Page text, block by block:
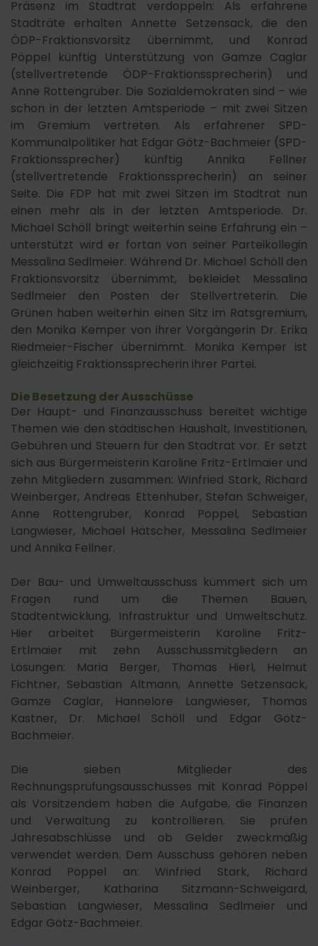
Präsenz im Stadtrat verdoppeln: Als erfahrene
Stadträte erhalten Annette Setzensack, die den
ÖDP-Fraktionsvorsitz übernimmt, und Konrad
Pöppel künftig Unterstützung von Gamze Caglar
(stellvertretende ÖDP-Fraktionssprecherin) und
Anne Rottengruber. Die Sozialdemokraten sind – wie
schon in der letzten Amtsperiode – mit zwei Sitzen
im Gremium vertreten. Als erfahrener SPD-
Kommunalpolitiker hat Edgar Götz-Bachmeier (SPD-
Fraktionssprecher) künftig Annika Fellner
(stellvertretende Fraktionssprecherin) an seiner
Seite. Die FDP hat mit zwei Sitzen im Stadtrat nun
einen mehr als in der letzten Amtsperiode. Dr.
Michael Schöll bringt weiterhin seine Erfahrung ein –
unterstützt wird er fortan von seiner Parteikollegin
Messalina Sedlmeier. Während Dr. Michael Schöll den
Fraktionsvorsitz übernimmt, bekleidet Messalina
Sedlmeier den Posten der Stellvertreterin. Die
Grünen haben weiterhin einen Sitz im Ratsgremium,
den Monika Kemper von ihrer Vorgängerin Dr. Erika
Riedmeier-Fischer übernimmt. Monika Kemper ist
gleichzeitig Fraktionssprecherin ihrer Partei.
Die Besetzung der Ausschüsse
Der Haupt- und Finanzausschuss bereitet wichtige
Themen wie den städtischen Haushalt, Investitionen,
Gebühren und Steuern für den Stadtrat vor. Er setzt
sich aus Bürgermeisterin Karoline Fritz-Ertlmaier und
zehn Mitgliedern zusammen: Winfried Stark, Richard
Weinberger, Andreas Ettenhuber, Stefan Schweiger,
Anne Rottengruber, Konrad Pöppel, Sebastian
Langwieser, Michael Hätscher, Messalina Sedlmeier
und Annika Fellner.
Der Bau- und Umweltausschuss kümmert sich um
Fragen rund um die Themen Bauen,
Stadtentwicklung, Infrastruktur und Umweltschutz.
Hier arbeitet Bürgermeisterin Karoline Fritz-
Ertlmaier mit zehn Ausschussmitgliedern an
Lösungen: Maria Berger, Thomas Hierl, Helmut
Fichtner, Sebastian Altmann, Annette Setzensack,
Gamze Caglar, Hannelore Langwieser, Thomas
Kastner, Dr. Michael Schöll und Edgar Götz-
Bachmeier.
Die sieben Mitglieder des
Rechnungsprüfungsausschusses mit Konrad Pöppel
als Vorsitzendem haben die Aufgabe, die Finanzen
und Verwaltung zu kontrollieren. Sie prüfen
Jahresabschlüsse und ob Gelder zweckmäßig
verwendet werden. Dem Ausschuss gehören neben
Konrad Pöppel an: Winfried Stark, Richard
Weinberger, Katharina Sitzmann-Schweigard,
Sebastian Langwieser, Messalina Sedlmeier und
Edgar Götz-Bachmeier.